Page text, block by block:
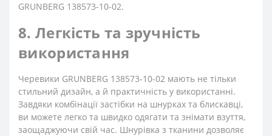
GRUNBERG 138573-10-02.
8. Легкість та зручність
використання
Черевики GRUNBERG 138573-10-02 мають не тільки
стильний дизайн, а й практичність у використанні.
Завдяки комбінації застібки на шнурках та блискавці,
ви можете легко та швидко одягати та знімати взуття,
заощаджуючи свій час. Шнурівка з тканини дозволяє